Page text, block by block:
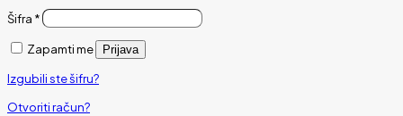
Šifra *
Zapamti me Prijava
Izgubili ste šifru?
Otvoriti račun?